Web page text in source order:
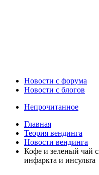
Новости c форума
Новости с блогов
Непрочитанное
Главная
Теория вендинга
Новости вендинга
Кофе и зеленый чай
инфаркта и инсульта